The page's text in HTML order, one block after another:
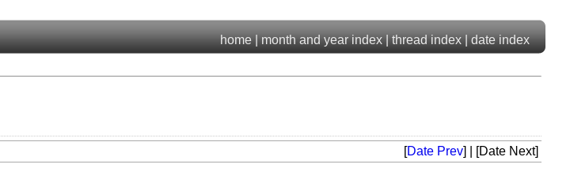
home|month and year index|thread index|date index
[Date Prev] | [Date Next]